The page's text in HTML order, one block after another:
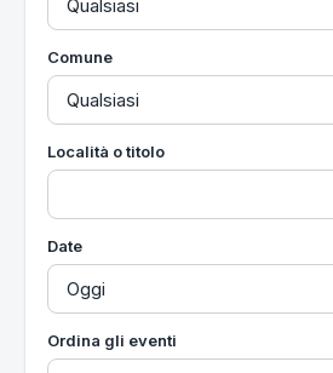
Comune
Località o titolo
Date
Ordina gli eventi